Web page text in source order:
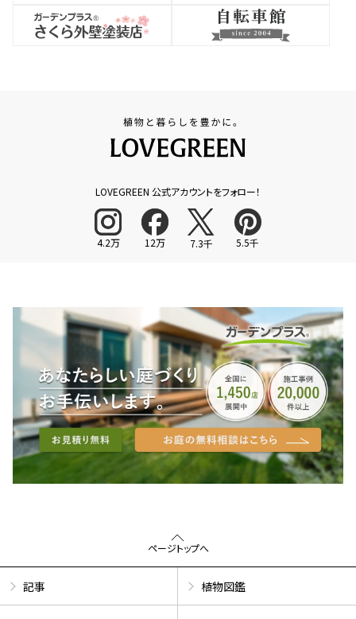
LOVEGREEN 公式アカウントをフォロー！
4.2万 12万 7.3千 5.5千
ページトップへ
記事 植物図鑑